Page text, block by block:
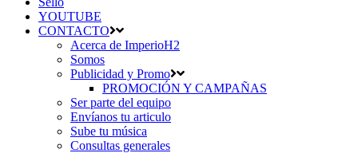
YOUTUBE
CONTACTO
Acerca de ImperioH2
Somos
Publicidad y Promo
PROMOCIÓN Y CAMPAÑAS
Ser parte del equipo
Envíanos tu articulo
Sube tu música
Consultas generales